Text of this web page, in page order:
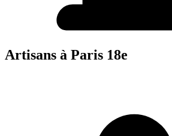
Artisans à Paris 18e